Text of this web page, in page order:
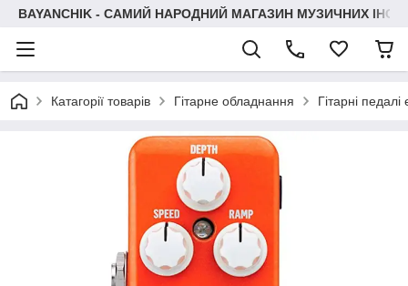
BAYANCHIK - САМИЙ НАРОДНИЙ МАГАЗИН МУЗИЧНИХ
Катагорії товарів Гітарне обладнання Гітарні педалі